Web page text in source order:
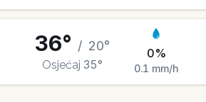
36° / 20°
Osjećaj 35°
0%
0.1 mm/h